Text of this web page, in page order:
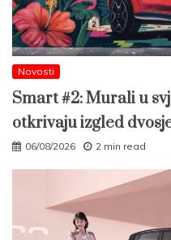
Novosti
Smart #2: Murali u
otkrivaju izgled
06/08/2026 2 min read